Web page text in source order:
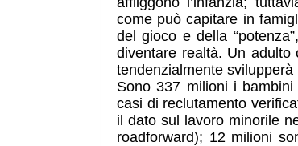
come può capitare in
del gioco e della
diventare realtà. Un adulto
tendenzialmente
Sono 337 milioni i
casi di reclutamento
il dato sul lavoro minorile
roadforward); 12 milioni